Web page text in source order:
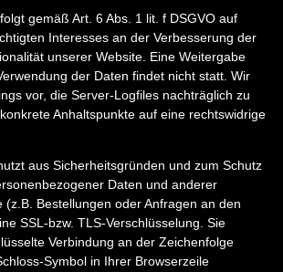
gemäß Art. 6 Abs. 1 lit. f DSGVO auf
Interesses an der Verbesserung der
unserer Website. Eine Weitergabe
der Daten findet nicht statt. Wir
vor, die Server-Logfiles nachträglich zu
Anhaltspunkte auf eine rechtswidrige
aus Sicherheitsgründen und zum Schutz
Daten und anderer
(z.B. Bestellungen oder Anfragen an den
SSL-bzw. TLS-Verschlüsselung. Sie
Verbindung an der Zeichenfolge
Symbol in Ihrer Browserzeile